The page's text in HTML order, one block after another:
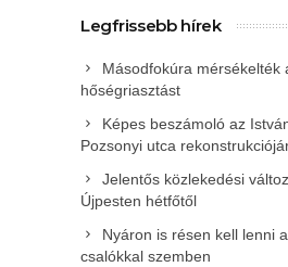
Legfrissebb hírek
Másodfokúra mérsékelték
hőségriasztást
Képes beszámoló az
Pozsonyi utca
Jelentős közlekedési
Újpesten hétfőtől
Nyáron is résen kell lenni
csalókkal szemben